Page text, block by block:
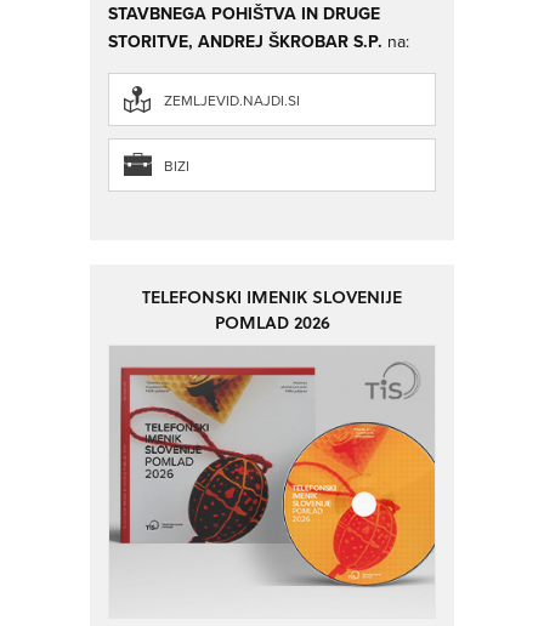
STAVBNEGA POHIŠTVA IN DRUGE
STORITVE, ANDREJ ŠKROBAR S.P. na:
ZEMLJEVID.NAJDI.SI
BIZI
TELEFONSKI IMENIK SLOVENIJE
POMLAD 2026